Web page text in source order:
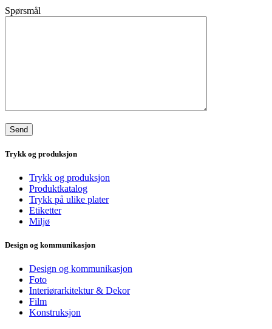
Spørsmål
Trykk og produksjon
Trykk og produksjon
Produktkatalog
Trykk på ulike plater
Etiketter
Miljø
Design og kommunikasjon
Design og kommunikasjon
Foto
Interiørarkitektur & Dekor
Film
Konstruksjon